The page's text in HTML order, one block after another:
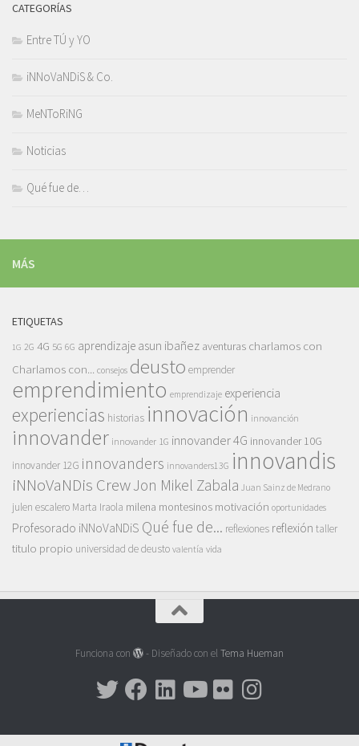
CATEGORÍAS
Entre TÚ y YO
iNNoVaNDiS & Co.
MeNToRiNG
Noticias
Qué fue de…
MÁS
ETIQUETAS
1G 2G 4G 5G 6G aprendizaje asun ibañez aventuras charlamos con
Charlamos con... consejos deusto emprender
emprendimiento emprendizaje experiencia
experiencias historias innovación innovanción
innovander innovander 1G innovander 4G innovander 10G
innovander 12G innovanders innovanders13G innovandis
iNNoVaNDis CrewJon Mikel Zabala Juan Sainz de Medrano
julen escalero Marta Iraola milena montesinos motivación oportunidades
Profesorado iNNoVaNDiS Qué fue de... reflexiones reflexión taller
titulo propio universidad de deusto valentía vida
Funciona con - Diseñado con elTema Hueman